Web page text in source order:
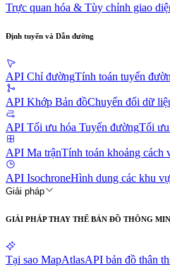
Trực quan hóa & Tùy chỉnh giao
Định tuyến và Dẫn đường
API Chỉ đườngTính toán tuyến
API Khớp Bản đồChuyển đổi dữ
API Tối ưu hóa Tuyến đườngTối ưu
API Ma trậnTính toán khoảng cách
API IsochroneHình dung các khu
Giải pháp
GIẢI PHÁP THAY THẾ BẢN ĐỒ THÔNG
Tại sao MapAtlasAPI bản đồ thân